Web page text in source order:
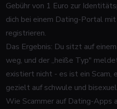
Gebühr von 1 Euro zur
dich bei einem Dating-Portal
registrieren.
Das Ergebnis: Du sitzt auf
weg, und der „heiße Typ"
existiert nicht - es ist ein Scam,
gezielt auf schwule und
Wie Scammer auf Dating-Apps